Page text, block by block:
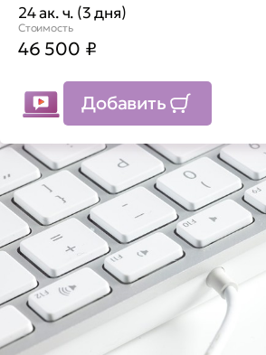
24 ак. ч. (3 дня)
Стоимость
46 500 ₽
Добавить